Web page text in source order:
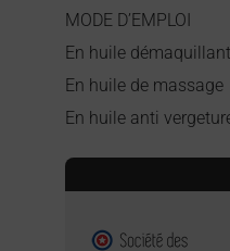
MODE D’EMPLOI
En huile
En huile de massage
En huile anti